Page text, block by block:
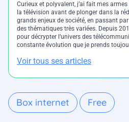
Curieux et polyvalent, j’ai fait mes
la télévision avant de plonger dans la
grands enjeux de société, en passant
des thématiques très variées. Depuis
pour décrypter l’univers des
constante évolution que je prends
Voir tous ses articles
Box internet Free